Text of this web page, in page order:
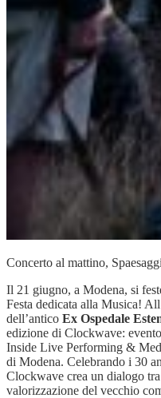
Concerto al mattino,
Il 21 giugno, a Modena, si
Festa dedicata alla Musica!
dell’antico Ex Ospedale
edizione di Clockwave:
Inside Live Performing &
di Modena. Celebrando i 30
Clockwave crea un dialogo
valorizzazione del vecchio